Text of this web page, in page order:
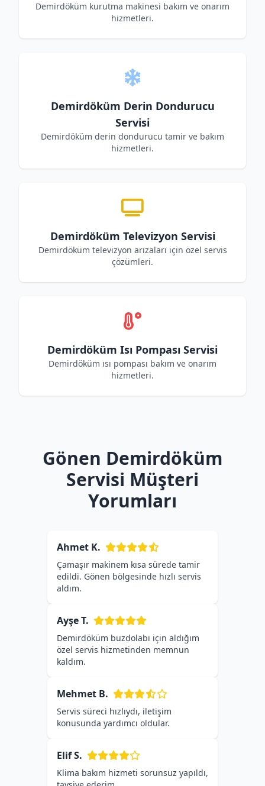
Demirdöküm kurutma makinesi bakım ve onarım
hizmetleri.
Demirdöküm Derin Dondurucu
Servisi
Demirdöküm derin dondurucu tamir ve bakım
hizmetleri.
Demirdöküm Televizyon Servisi
Demirdöküm televizyon arızaları için özel servis
çözümleri.
Demirdöküm Isı Pompası Servisi
Demirdöküm ısı pompası bakım ve onarım
hizmetleri.
Gönen Demirdöküm
Servisi Müşteri
Yorumları
Ahmet K.
Çamaşır makinem kısa sürede tamir
edildi. Gönen bölgesinde hızlı servis
aldım.
Ayşe T.
Demirdöküm buzdolabı için aldığım
özel servis hizmetinden memnun
kaldım.
Mehmet B.
Servis süreci hızlıydı, iletişim
konusunda yardımcı oldular.
Elif S.
Klima bakım hizmeti sorunsuz yapıldı,